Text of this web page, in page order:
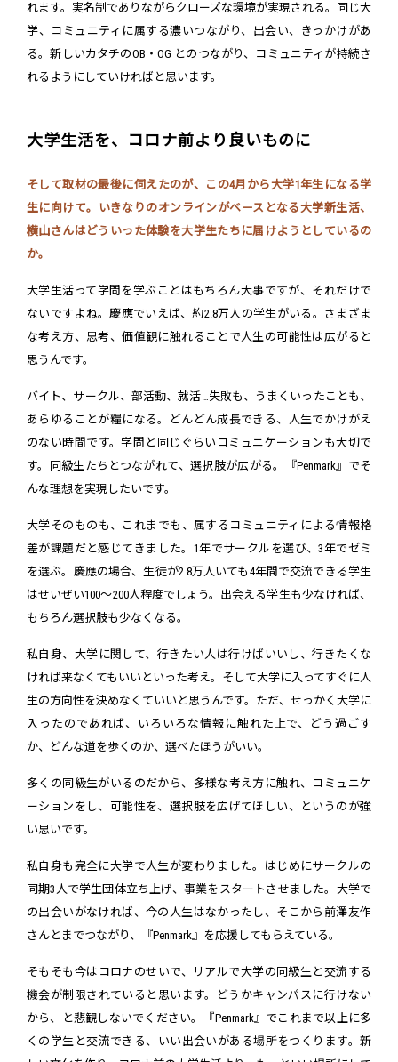
れます。実名制でありながらクローズな環境が実現される。同じ大
学、コミュニティに属する濃いつながり、出会い、きっかけがあ
る。新しいカタチのOB・OG とのつながり、コミュニティが持続さ
れるようにしていければと思います。
大学生活を、コロナ前より良いものに
そして取材の最後に伺えたのが、この4月から大学1年生になる学
生に向けて。いきなりのオンラインがベースとなる大学新生活、
横山さんはどういった体験を大学生たちに届けようとしているの
か。
大学生活って学問を学ぶことはもちろん大事ですが、それだけで
ないですよね。慶應でいえば、約2.8万人の学生がいる。さまざま
な考え方、思考、価値観に触れることで人生の可能性は広がると
思うんです。
バイト、サークル、部活動、就活…失敗も、うまくいったことも、
あらゆることが糧になる。どんどん成長できる、人生でかけがえ
のない時間です。学問と同じぐらいコミュニケーションも大切で
す。同級生たちとつながれて、選択肢が広がる。『Penmark』でそ
んな理想を実現したいです。
大学そのものも、これまでも、属するコミュニティによる情報格
差が課題だと感じてきました。1年でサークルを選び、3年でゼミ
を選ぶ。慶應の場合、生徒が2.8万人いても4年間で交流できる学生
はせいぜい100〜200人程度でしょう。出会える学生も少なければ、
もちろん選択肢も少なくなる。
私自身、大学に関して、行きたい人は行けばいいし、行きたくな
ければ来なくてもいいといった考え。そして大学に入ってすぐに人
生の方向性を決めなくていいと思うんです。ただ、せっかく大学に
入ったのであれば、いろいろな情報に触れた上で、どう過ごす
か、どんな道を歩くのか、選べたほうがいい。
多くの同級生がいるのだから、多様な考え方に触れ、コミュニケ
ーションをし、可能性を、選択肢を広げてほしい、というのが強
い思いです。
私自身も完全に大学で人生が変わりました。はじめにサークルの
同期3人で学生団体立ち上げ、事業をスタートさせました。大学で
の出会いがなければ、今の人生はなかったし、そこから前澤友作
さんとまでつながり、『Penmark』を応援してもらえている。
そもそも今はコロナのせいで、リアルで大学の同級生と交流する
機会が制限されていると思います。どうかキャンパスに行けない
から、と悲観しないでください。『Penmark』でこれまで以上に多
くの学生と交流できる、いい出会いがある場所をつくります。新